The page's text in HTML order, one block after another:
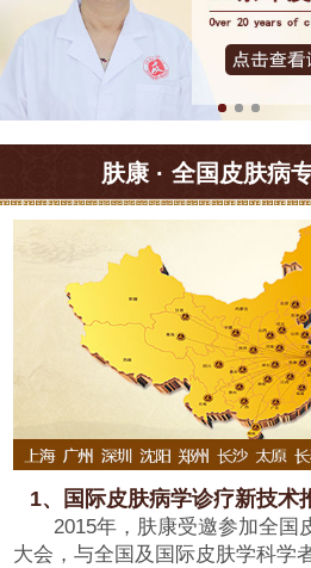
肤康 · 全国皮肤病
1、国际皮肤病学诊疗新技术
2015年，肤康受邀参加全国
大会，与全国及国际皮肤学科学